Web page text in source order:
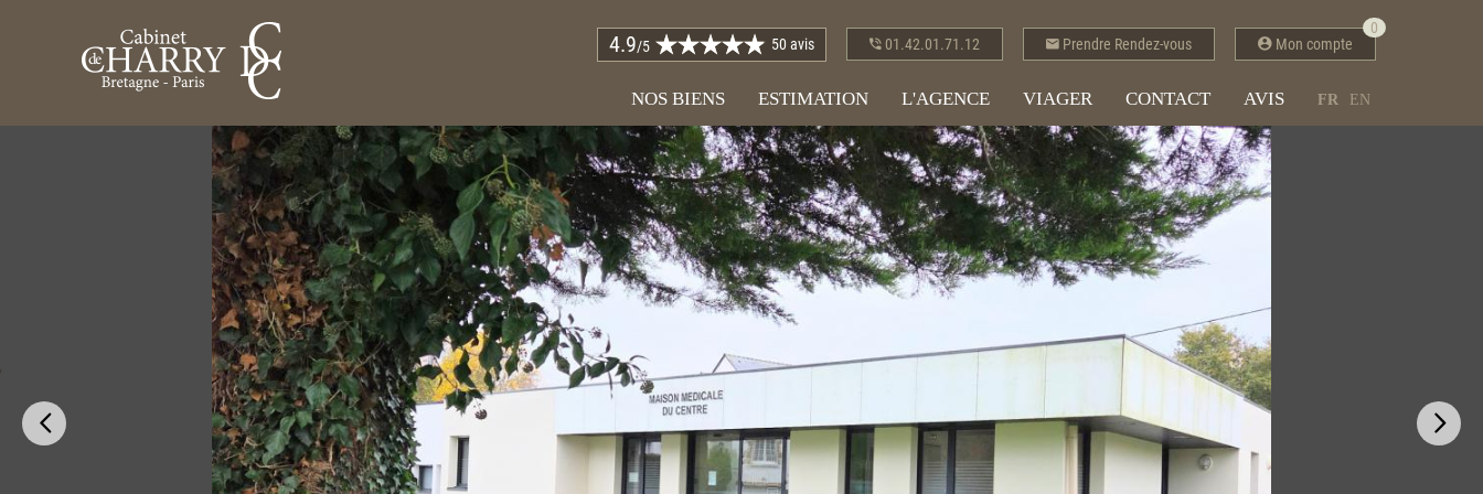
4.9/5 50 avis 01.42.01.71.12 Prendre Rendez-vous Mon compte
0
NOS BIENS ESTIMATION L'AGENCE VIAGER CONTACT AVIS FR EN